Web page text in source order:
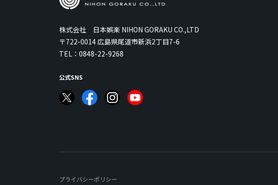
株式会社 日本娯楽 NIHON GORAKU CO.,LTD
〒722-0014 広島県尾道市新浜2丁目7-6
TEL： 0848-22-9268
公式SNS
プライバシーポリシー